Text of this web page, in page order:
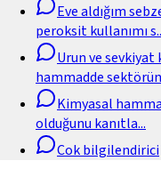
Eve aldığım
peroksit kullanımı s
Urun ve
hammadde
Kimyasal
olduğunu kanıtla...
Cok bilgilendirici